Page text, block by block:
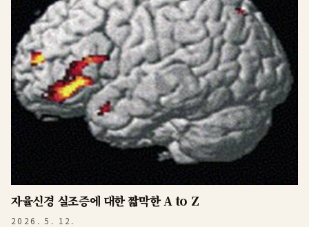
자율신경 실조증에 대한 짧막한 A to Z
2026. 5. 12.